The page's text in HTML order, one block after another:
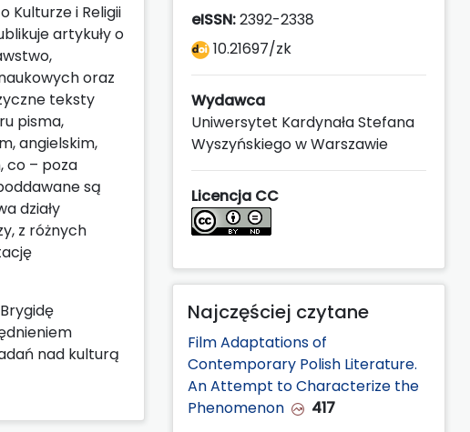
Kulturze i Religii
artykuły o
oraz
teksty
pisma,
angielskim,
co – poza
są
działy
z różnych
nad kulturą
eISSN:2392-2338
10.21697/zk
Wydawca
Uniwersytet Kardynała Stefana
Wyszyńskiego w Warszawie
Licencja CC
Najczęściej czytane
Film Adaptations of
Contemporary Polish Literature.
An Attempt to Characterize the
Phenomenon
417